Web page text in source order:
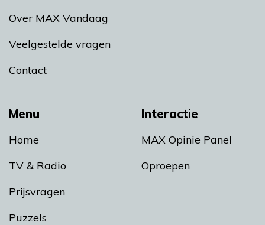
Menu
Home
TV & Radio
Prijsvragen
Puzzels
Interactie
MAX Opinie Panel
Oproepen
Over MAX Vandaag
Veelgestelde vragen
Contact